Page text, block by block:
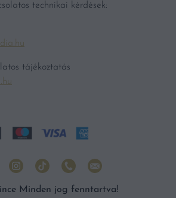
technikai kérdések:
tájékoztatás
Minden jog fenntartva!